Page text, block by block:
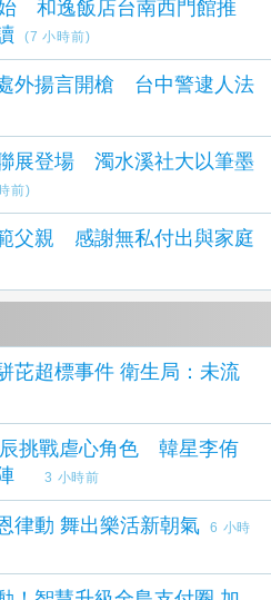
和逸飯店台南西門館推
(7 小時前)
外揚言開槍 台中警逮人法
展登場 濁水溪社大以筆墨
前)
父親 感謝無私付出與家庭
芘超標事件 衛生局：未流
辰挑戰虐心角色 韓星李侑
3 小時前
律動 舞出樂活新朝氣
6 小時